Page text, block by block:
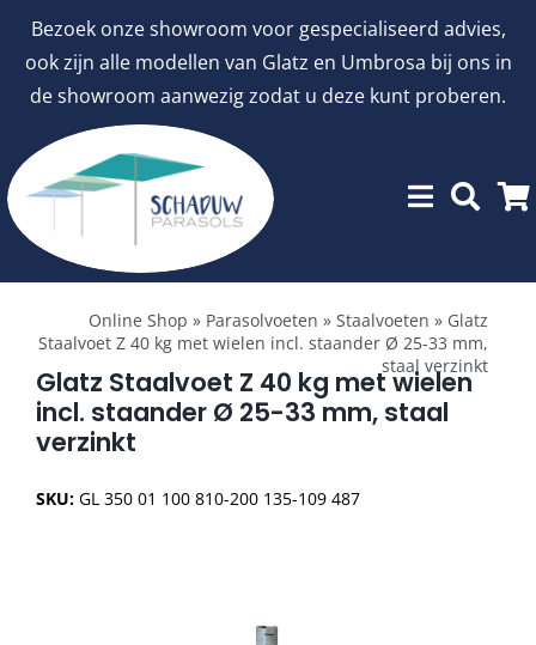
Bezoek onze showroom voor gespecialiseerd advies,
ook zijn alle modellen van Glatz en Umbrosa bij ons in
de showroom aanwezig zodat u deze kunt proberen.
inhoud
Toggle
Navigation
aanbiedingen
Stokparasols
Online Shop » Parasolvoeten » Staalvoeten » Glatz
Staalvoet Z 40 kg met wielen incl. staander Ø 25-33 mm,
staal verzinkt
Glatz Staalvoet Z 40 kg met wielen
incl. staander Ø 25-33 mm, staal
verzinkt
SKU: GL 350 01 100 810-200 135-109 487